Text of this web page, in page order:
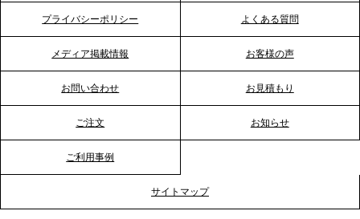
巻きケータリング」が紹介されました
2026.1.20
る？「恵方巻きケータリング」で、社内コミュニケ
ーションを活性化
2025.12.12
プライバシーポリシー よくある質問
メディア掲載情報 お客様の声
お問い合わせ お見積もり
ご注文 お知らせ
ご利用事例
サイトマップ